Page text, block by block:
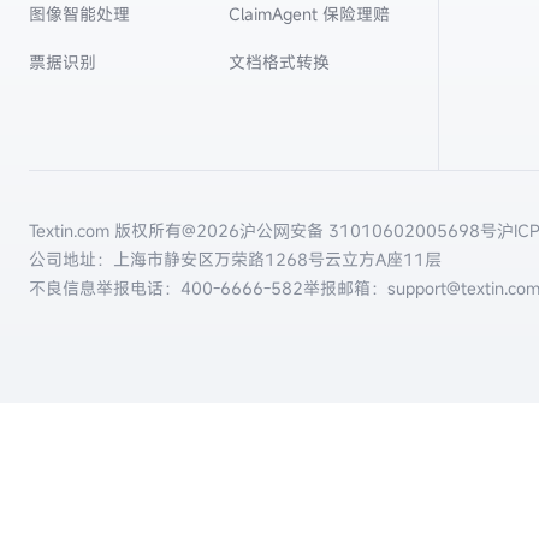
图像智能处理
票据识别
ClaimAgent 保险理赔
文档格式转换
Textin.com 版权所有@2026沪公网安备 31010602005698号沪
公司地址：上海市静安区万荣路1268号云立方A座11层
不良信息举报电话： 400-6666-582举报邮箱：support@textin.com